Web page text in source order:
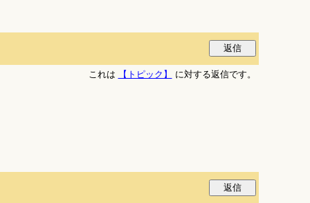
これは
【トピック】 に対する返信です。